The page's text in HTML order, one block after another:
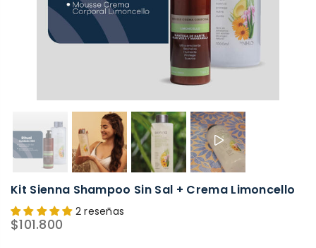
Kit Sienna Shampoo Sin Sal + Crema Limoncello
2 reseñas
Precio
$101.800